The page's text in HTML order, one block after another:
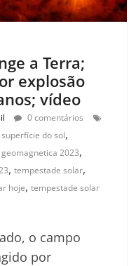
a Terra;
explosão
vídeo
0 comentários
superfície do sol,
2023,
,tempestade solar,
hoje,tempestade solar
o campo
por